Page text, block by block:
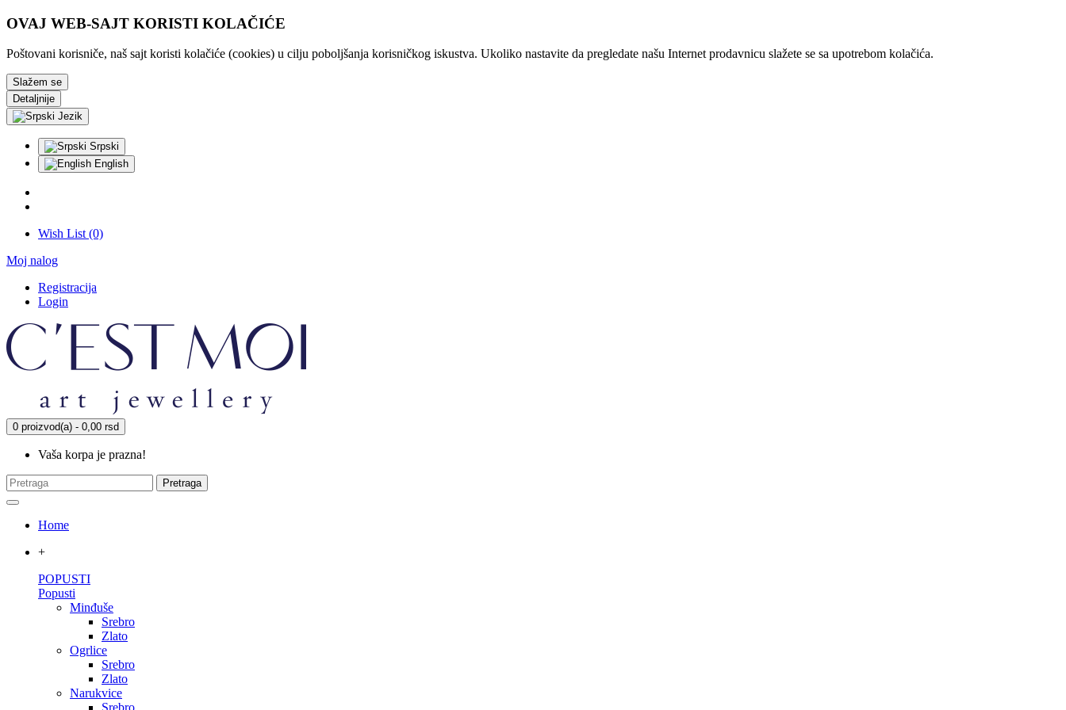
OVAJ WEB-SAJT KORISTI KOLAČIĆE
Poštovani korisniče, naš sajt koristi kolačiće (cookies) u cilju poboljšanja korisničkog iskustva. Ukoliko nastavite da pregledate našu Internet prodavnicu slažete se sa upotrebom kolačića.
Slažem se
Detaljnije
Jezik
Srpski
English
Wish List (0)
Moj nalog
Registracija
Login
0 proizvod(a) - 0,00 rsd
Vaša korpa je prazna!
Pretraga
Home
+
POPUSTI
Popusti
Minđuše
Srebro
Zlato
Ogrlice
Srebro
Zlato
Narukvice